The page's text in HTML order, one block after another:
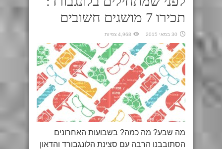
תכירו 7 מושגים חשובים
30 במאי 2015 4,968 צפיות
מה שבע? מה כמה? בשבועות האחרונים
הסתובבנו הרבה עם סצינת הלונגבורד והדאון